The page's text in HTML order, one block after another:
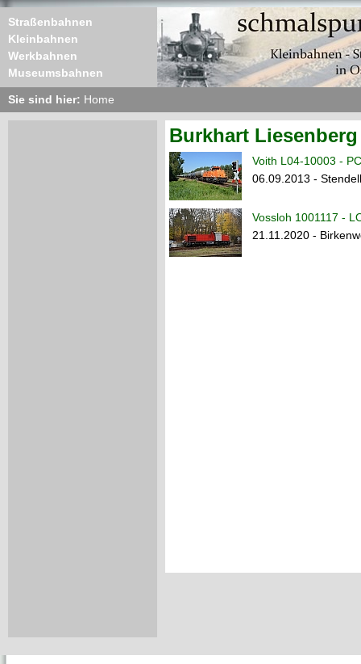
Straßenbahnen
Kleinbahnen
Werkbahnen
Museumsbahnen
Sie sind hier: Home
Burkhart Liesenberg
Voith L04-10003 -
06.09.2013 - Stendell
Vossloh 1001117 -
21.11.2020 -